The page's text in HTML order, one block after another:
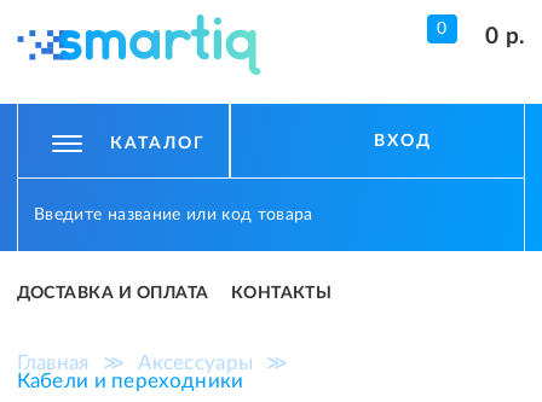
0 0 р.
КАТАЛОГ ВХОД
ДОСТАВКА И ОПЛАТА КОНТАКТЫ
Главная ≫ Аксессуары
≫
Кабели и переходники